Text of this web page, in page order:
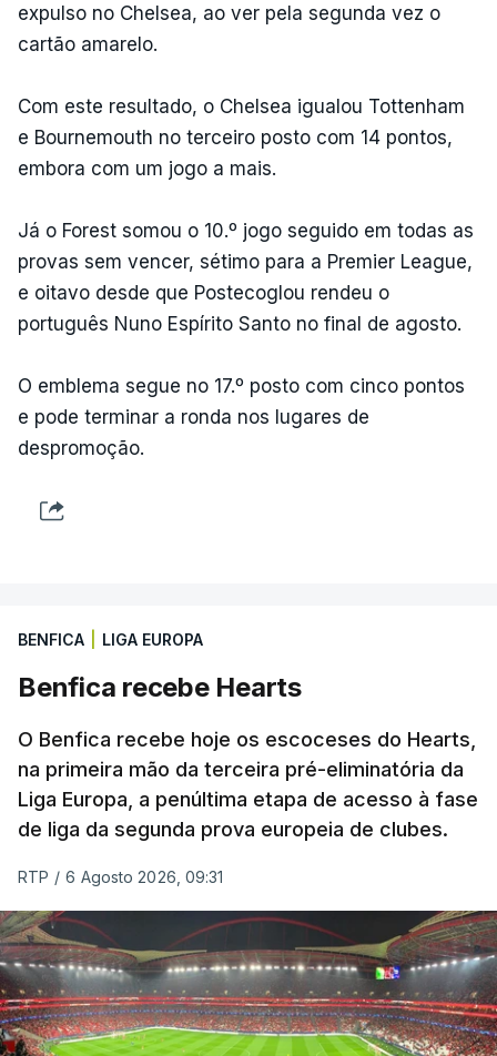
expulso no Chelsea, ao ver pela segunda vez o
cartão amarelo.
Com este resultado, o Chelsea igualou Tottenham
e Bournemouth no terceiro posto com 14 pontos,
embora com um jogo a mais.
Já o Forest somou o 10.º jogo seguido em todas as
provas sem vencer, sétimo para a Premier League,
e oitavo desde que Postecoglou rendeu o
português Nuno Espírito Santo no final de agosto.
O emblema segue no 17.º posto com cinco pontos
e pode terminar a ronda nos lugares de
despromoção.
BENFICA LIGA EUROPA
Benfica recebe Hearts
O Benfica recebe hoje os escoceses do Hearts,
na primeira mão da terceira pré-eliminatória da
Liga Europa, a penúltima etapa de acesso à fase
de liga da segunda prova europeia de clubes.
RTP / 6 Agosto 2026, 09:31